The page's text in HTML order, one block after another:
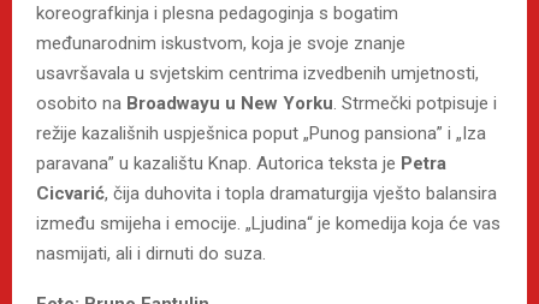
koreografkinja i plesna pedagoginja s bogatim
međunarodnim iskustvom, koja je svoje znanje
usavršavala u svjetskim centrima izvedbenih umjetnosti,
osobito na Broadwayu u New Yorku. Strmečki potpisuje i
režije kazališnih uspješnica poput „Punog pansiona” i „Iza
paravana” u kazalištu Knap. Autorica teksta je Petra
Cicvarić, čija duhovita i topla dramaturgija vješto balansira
između smijeha i emocije. „Ljudina“ je komedija koja će vas
nasmijati, ali i dirnuti do suza.